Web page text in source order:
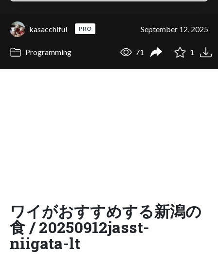
kasacchiful PRO September 12, 2025
Programming 71 1
ワイがおすすめする新潟の
食 / 20250912jasst-
niigata-lt